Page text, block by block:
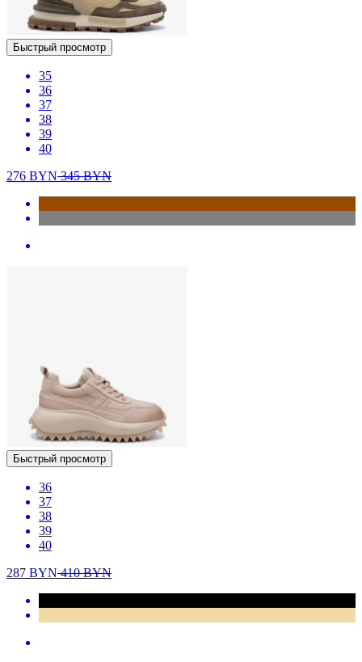
Быстрый просмотр
35
36
37
38
39
40
276 BYN345BYN
Быстрый просмотр
36
37
38
39
40
287 BYN410BYN